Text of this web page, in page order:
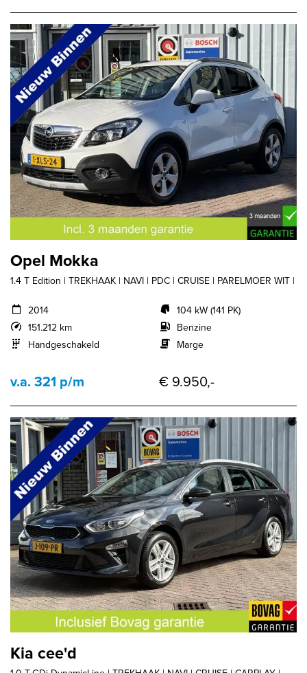
Opel Mokka
1.4 T Edition | TREKHAAK | NAVI | PDC | CRUISE | PARELMOER WIT |
2014
151.212 km
Handgeschakeld
104 kW (141 PK)
Benzine
Marge
v.a. 321 p/m € 9.950,-
Kia cee'd